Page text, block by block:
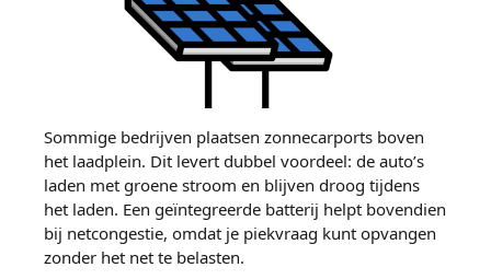
Sommige bedrijven plaatsen zonnecarports boven
het laadplein. Dit levert dubbel voordeel: de auto’s
laden met groene stroom en blijven droog tijdens
het laden. Een geïntegreerde batterij helpt bovendien
bij netcongestie, omdat je piekvraag kunt opvangen
zonder het net te belasten.